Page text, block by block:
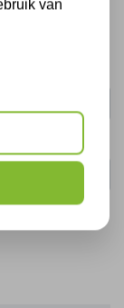
statement.
van